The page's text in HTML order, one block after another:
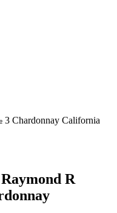
Chardonnay California
R